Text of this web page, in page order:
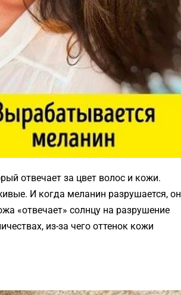
отвечает за цвет волос и кожи.
И когда меланин разрушается, он
«отвечает» солнцу на разрушение
из-за чего оттенок кожи